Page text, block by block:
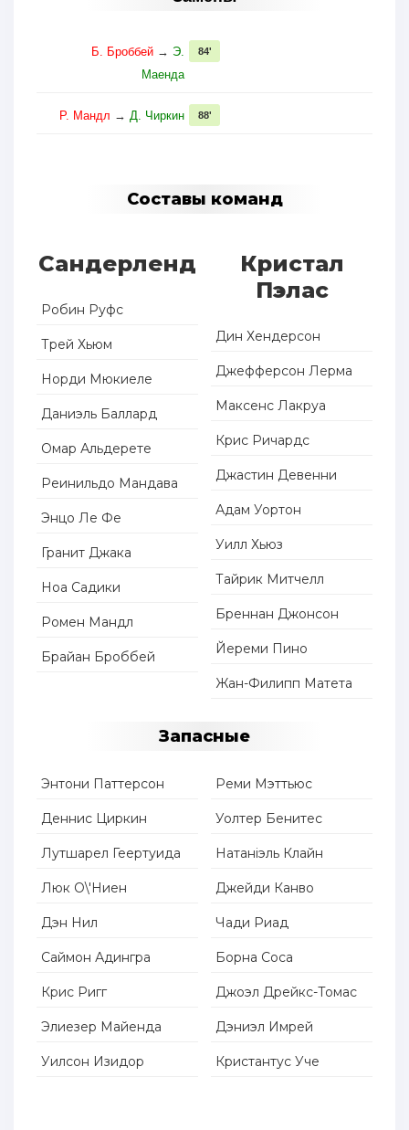
Б. Броббей → Э.
Маенда
84'
Р. Мандл → Д. Чиркин 88'
Составы команд
Сандерленд
Робин Руфс
Трей Хьюм
Норди Мюкиеле
Даниэль Баллард
Омар Альдерете
Реинильдо Мандава
Энцо Ле Фе
Гранит Джака
Ноа Садики
Ромен Мандл
Брайан Броббей
Кристал
Пэлас
Дин Хендерсон
Джефферсон Лерма
Максенс Лакруа
Крис Ричардс
Джастин Девенни
Адам Уортон
Уилл Хьюз
Тайрик Митчелл
Бреннан Джонсон
Йереми Пино
Жан-Филипп Матета
Запасные
Энтони Паттерсон
Деннис Циркин
Лутшарел Геертуида
Люк О\'Ниен
Дэн Нил
Саймон Адингра
Крис Ригг
Элиезер Майенда
Уилсон Изидор
Реми Мэттьюс
Уолтер Бенитес
Натаніэль Клайн
Джейди Канво
Чади Риад
Борна Соса
Джоэл Дрейкс-Томас
Дэниэл Имрей
Кристантус Учe